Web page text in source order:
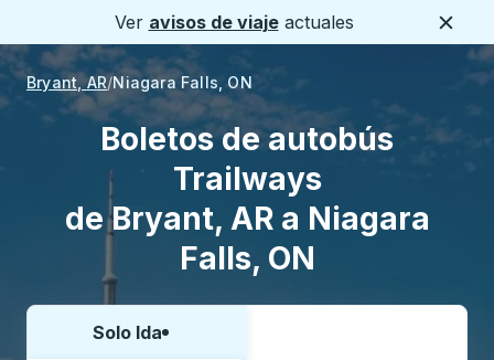
Ver avisos de viajeactuales
Bryant, AR Niagara Falls, ON
Boletos de autobús
Trailways
de Bryant, AR a Niagara
Falls, ON
Elija una forma o viaje de ida y vuelta:
Solo Ida